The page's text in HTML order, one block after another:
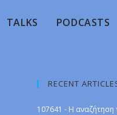
TALKS PODCASTS
RECENT
107641 - Η αναζήτηση